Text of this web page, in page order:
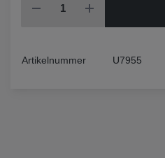
Artikelnummer U7955